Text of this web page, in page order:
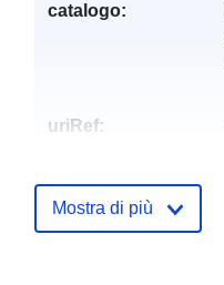
catalogo:
uriRef:
Mostra di più